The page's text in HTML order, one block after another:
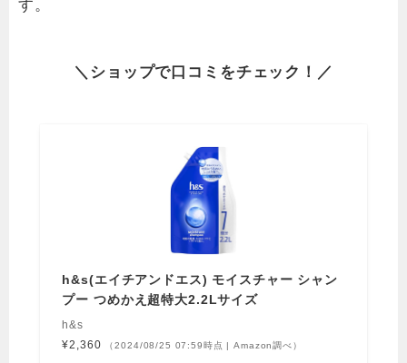
す。
＼ ショップで口コミをチェック！／
h&s(エイチアンドエス) モイスチャー シャン
プー つめかえ超特大2.2Lサイズ
h&s
¥2,360
（2024/08/25 07:59時点 | Amazon調べ）